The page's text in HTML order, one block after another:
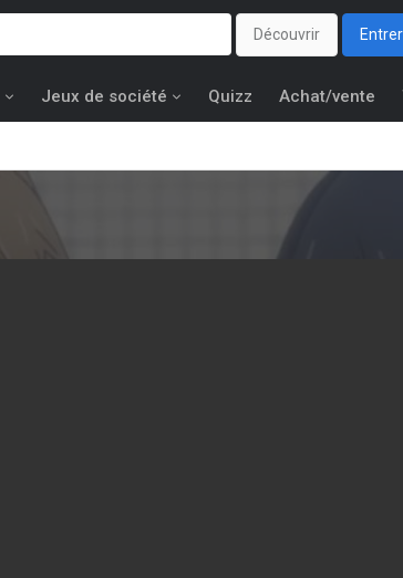
Découvrir
Jeux de société Quizz Achat/vente